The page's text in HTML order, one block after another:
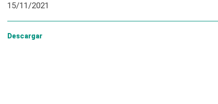
15/11/2021
Descargar